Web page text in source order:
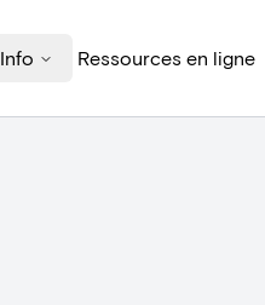
Info Ressources en ligne